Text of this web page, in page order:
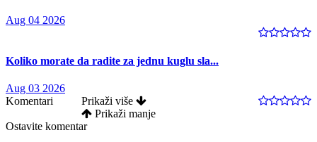
Aug 04 2026
Koliko morate da radite za jednu kuglu sla...
Aug 03 2026
Komentari
Prikaži više
Prikaži manje
Ostavite komentar